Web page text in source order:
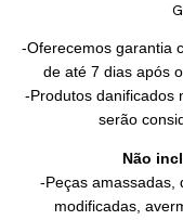
-Oferecemos garantia
de até 7 dias após
-Produtos danificados
serão
Não
-Peças amassadas,
modificadas,